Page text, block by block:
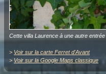
Cette villa Laurence à une autre entrée
> Voir sur la carte Ferret d'Avant
> Voir sur la Google Maps classique